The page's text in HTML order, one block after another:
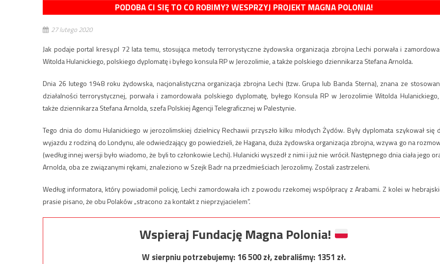
PODOBA CI SIĘ TO CO ROBIMY? WESPRZYJ PROJEKT MAGNA POLONIA!
27 lutego 2020
Jak podaje portal kresy.pl 72 lata temu, stosująca metody terrorystyczne żydowska organizacja zbrojna Lechi porwała i
Witolda Hulanickiego, polskiego dyplomatę i byłego konsula RP w Jerozolimie, a także polskiego dziennikarza Stefana Arnolda.
Dnia 26 lutego 1948 roku żydowska, nacjonalistyczna organizacja zbrojna Lechi (tzw. Grupa lub Banda Sterna), znana ze
działalności terrorystycznej, porwała i zamordowała polskiego dyplomatę, byłego Konsula RP w Jerozolimie Witolda
także dziennikarza Stefana Arnolda, szefa Polskiej Agencji Telegraficznej w Palestynie.
Tego dnia do domu Hulanickiego w jerozolimskiej dzielnicy Rechawii przyszło kilku młodych Żydów. Były dyplomata szykował się
wyjazdu z rodziną do Londynu, ale odwiedzający go powiedzieli, że Hagana, duża żydowska organizacja zbrojna, wzywa go na
(według innej wersji było wiadomo, że byli to członkowie Lechi). Hulanicki wyszedł z nimi i już nie wrócił. Następnego dnia ciała jego
Arnolda, oba ze związanymi rękami, znaleziono w Szejk Badr na przedmieściach Jerozolimy. Zostali zastrzeleni.
Według informatora, który powiadomił policję, Lechi zamordowała ich z powodu rzekomej współpracy z Arabami. Z kolei w
prasie pisano, że obu Polaków „stracono za kontakt z nieprzyjacielem”.
Wspieraj Fundację Magna Polonia!
W sierpniu potrzebujemy:16 500zł, zebraliśmy:1351 zł.